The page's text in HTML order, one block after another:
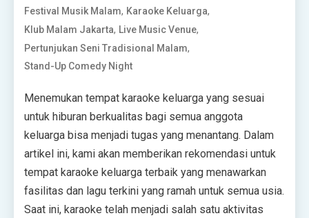
Festival Musik Malam, Karaoke Keluarga,
Klub Malam Jakarta, Live Music Venue,
Pertunjukan Seni Tradisional Malam,
Stand-Up Comedy Night
Menemukan tempat karaoke keluarga yang sesuai
untuk hiburan berkualitas bagi semua anggota
keluarga bisa menjadi tugas yang menantang. Dalam
artikel ini, kami akan memberikan rekomendasi untuk
tempat karaoke keluarga terbaik yang menawarkan
fasilitas dan lagu terkini yang ramah untuk semua usia.
Saat ini, karaoke telah menjadi salah satu aktivitas